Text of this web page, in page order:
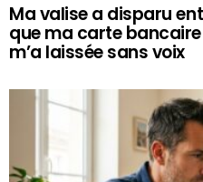
Ma valise a disparu
que ma carte
m’a laissée sans voix